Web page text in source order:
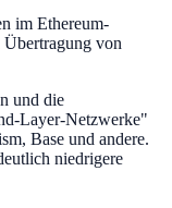
im Ethereum-
von
und die
Layer-Netzwerke"
Base und andere.
niedrigere